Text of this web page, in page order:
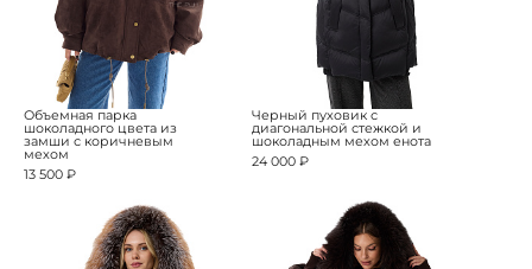
Объемная парка
шоколадного цвета из
замши с коричневым
мехом
13 500 ₽
Черный пуховик с
диагональной стежкой и
шоколадным мехом енота
24 000 ₽